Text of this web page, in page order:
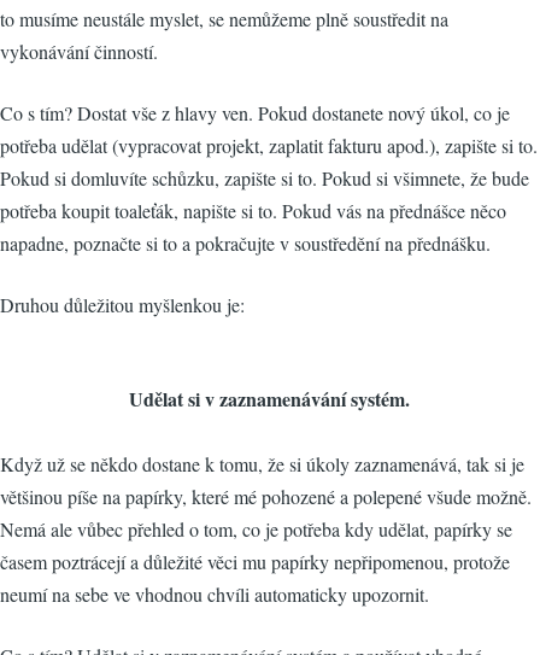
to musíme neustále myslet, se nemůžeme plně soustředit na
vykonávání činností.
Co s tím? Dostat vše z hlavy ven. Pokud dostanete nový úkol, co je
potřeba udělat (vypracovat projekt, zaplatit fakturu apod.), zapište si to.
Pokud si domluvíte schůzku, zapište si to. Pokud si všimnete, že bude
potřeba koupit toaleťák, napište si to. Pokud vás na přednášce něco
napadne, poznačte si to a pokračujte v soustředění na přednášku.
Druhou důležitou myšlenkou je:
Udělat si v zaznamenávání systém.
Když už se někdo dostane k tomu, že si úkoly zaznamenává, tak si je
většinou píše na papírky, které mé pohozené a polepené všude možně.
Nemá ale vůbec přehled o tom, co je potřeba kdy udělat, papírky se
časem poztrácejí a důležité věci mu papírky nepřipomenou, protože
neumí na sebe ve vhodnou chvíli automaticky upozornit.